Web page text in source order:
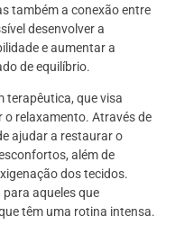
também a conexão entre
desenvolver a
e aumentar a
de equilíbrio.
terapêutica, que visa
o relaxamento. Através de
ajudar a restaurar o
além de
dos tecidos.
aqueles que
têm uma rotina intensa.